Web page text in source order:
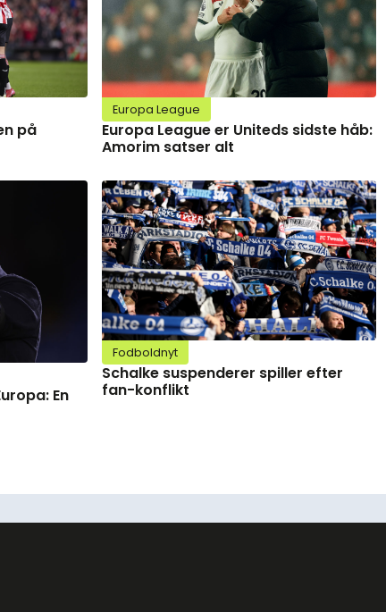
på
Europa League
Europa League er Uniteds sidste håb:
Amorim satser alt
En
Fodboldnyt
Schalke suspenderer spiller efter
fan-konflikt